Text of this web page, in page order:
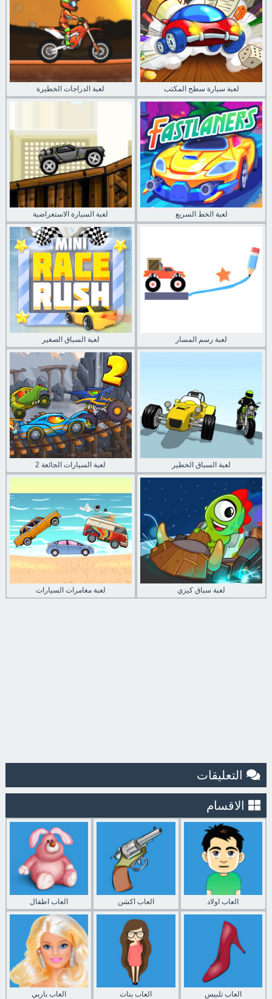
لعبة الدراجات الخطيرة لعبة سيارة سطح المكتب
لعبة السيارة الاستعراضية لعبة الخط السريع
لعبة السباق الصغير لعبة رسم المسار
لعبة السيارات الجائعة 2 لعبة السباق الخطير
لعبة مغامرات السيارات لعبة سباق كيزي
التعليقات
الاقسام
العاب اطفال العاب اكشن العاب اولاد
العاب باربي العاب بنات العاب تلبيس